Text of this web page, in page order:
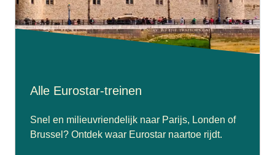
Alle Eurostar-treinen
Snel en milieuvriendelijk naar Parijs, Londen of
Brussel? Ontdek waar Eurostar naartoe rijdt.